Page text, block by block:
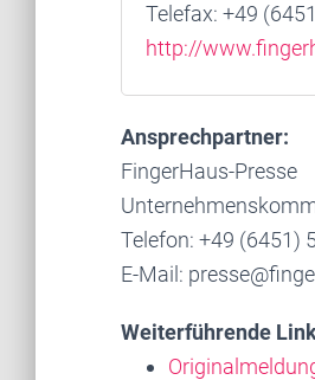
Telefax: +49
http://
Ansprechpartner:
FingerHaus-Presse
Telefon: +49 (6451)
E-Mail:
Weiterführende